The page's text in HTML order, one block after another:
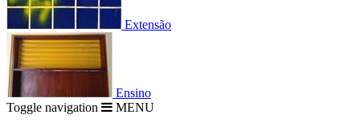
Extensão
Ensino
Toggle navigation
MENU